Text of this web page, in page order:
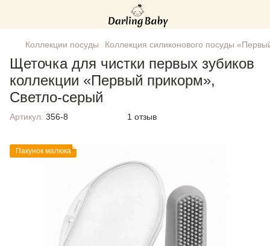
Коллекции посуды Коллекция силиконового посуды
Щеточка для чистки первых зубиков
коллекции «Первый прикорм»,
Светло-серый
Артикул: 356-8 1 отзыв
Пакунок малюка